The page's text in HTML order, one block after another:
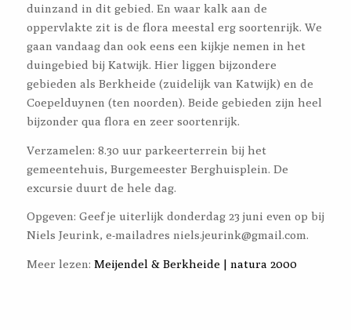
duinzand in dit gebied. En waar kalk aan de
oppervlakte zit is de flora meestal erg soortenrijk. We
gaan vandaag dan ook eens een kijkje nemen in het
duingebied bij Katwijk. Hier liggen bijzondere
gebieden als Berkheide (zuidelijk van Katwijk) en de
Coepelduynen (ten noorden). Beide gebieden zijn heel
bijzonder qua flora en zeer soortenrijk.
Verzamelen: 8.30 uur parkeerterrein bij het
gemeentehuis, Burgemeester Berghuisplein. De
excursie duurt de hele dag.
Opgeven: Geef je uiterlijk donderdag 23 juni even op bij
Niels Jeurink, e-mailadres niels.jeurink@gmail.com.
Meer lezen: Meijendel & Berkheide | natura 2000